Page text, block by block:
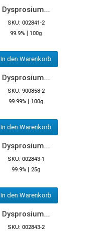
Dysprosium...
SKU: 002841-2
99.9% | 100g
In den Warenkorb
Dysprosium...
SKU: 900858-2
99.99% | 100g
In den Warenkorb
Dysprosium...
SKU: 002843-1
99.9% | 25g
In den Warenkorb
Dysprosium...
SKU: 002843-2